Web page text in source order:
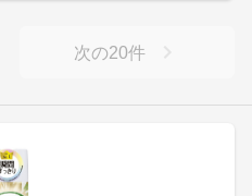
次の20件